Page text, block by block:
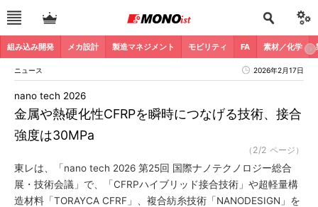
組み込み開発 メカ設計 製造マネジメント モビリティ FA 素材／化学
ニュース 2026年2月17日
金属や熱硬化性CFRPを瞬時につなげる技術、接合
強度は30MPa
nano tech 2026
（2/2 ページ）
東レは、「nano tech 2026 第25回 国際ナノテクノロジー総合
展・技術会議」で、「CFRPハイブリッド接合技術」や超軽量構
造材料「TORAYCA CFRF」、複合紡糸技術「NANODESIGN」を